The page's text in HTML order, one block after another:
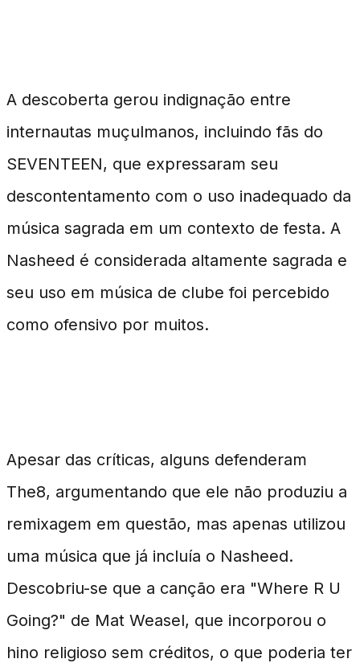
A descoberta gerou indignação entre
internautas muçulmanos, incluindo fãs do
SEVENTEEN, que expressaram seu
descontentamento com o uso inadequado da
música sagrada em um contexto de festa. A
Nasheed é considerada altamente sagrada e
seu uso em música de clube foi percebido
como ofensivo por muitos.
Apesar das críticas, alguns defenderam
The8, argumentando que ele não produziu a
remixagem em questão, mas apenas utilizou
uma música que já incluía o Nasheed.
Descobriu-se que a canção era "Where R U
Going?" de Mat Weasel, que incorporou o
hino religioso sem créditos, o que poderia ter